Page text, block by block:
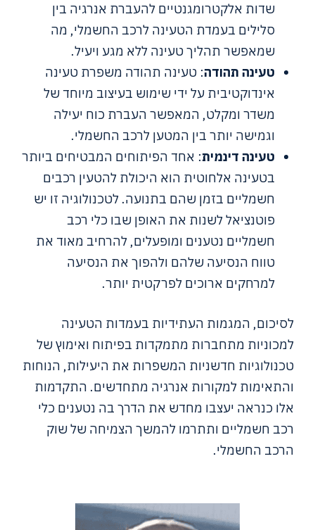
שדות אלקטרומגנטיים להעברת אנרגיה בין
סלילים בעמדת הטעינה לרכב החשמלי, מה
שמאפשר תהליך טעינה ללא מגע ויעיל.
טעינה תהודה: טעינה תהודה משפרת טעינה
אינדוקטיבית על ידי שימוש בעיצוב מיוחד של
משדר ומקלט, המאפשר העברת כוח יעילה
וגמישה יותר בין המטען לרכב החשמלי.
טעינה דינמית: אחד הפיתוחים המבטיחים ביותר
בטעינה אלחוטית הוא היכולת להטעין רכבים
חשמליים בזמן שהם בתנועה. לטכנולוגיה זו יש
פוטנציאל לשנות את האופן שבו כלי רכב
חשמליים נטענים ומופעלים, להרחיב מאוד את
טווח הנסיעה שלהם ולהפוך את הנסיעה
למרחקים ארוכים לפרקטית יותר.
לסיכום, המגמות העתידיות בעמדות הטעינה
למכוניות מתחברות מתמקדות בפיתוח ואימוץ של
טכנולוגיות חדשניות המשפרות את היעילות, הנוחות
והתאימות למקורות אנרגיה מתחדשים. התקדמות
אלו כנראה יעצבו מחדש את הדרך בה נטענים כלי
רכב חשמליים ותתרמו להמשך הצמיחה של שוק
הרכב החשמלי.